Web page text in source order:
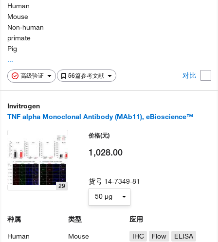
高级验证 56篇参考文献 对比
Human
Mouse
Non-human
primate
Pig
...
Invitrogen
TNF alpha Monoclonal Antibody (MAb11), eBioscience™
29
种属
Human
类型
Mouse
应用
IHC
Flow
ELISA
价格(元)
1,028.00
货号 14-7349-81
50 µg